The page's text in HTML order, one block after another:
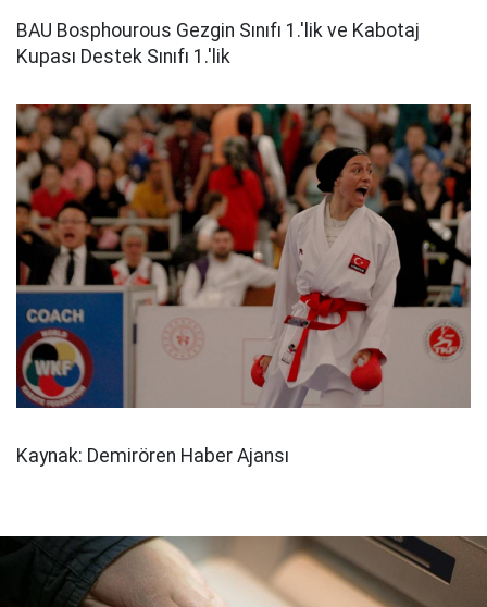
BAU Bosphourous Gezgin Sınıfı 1.'lik ve Kabotaj
Kupası Destek Sınıfı 1.'lik
Kaynak: Demirören Haber Ajansı